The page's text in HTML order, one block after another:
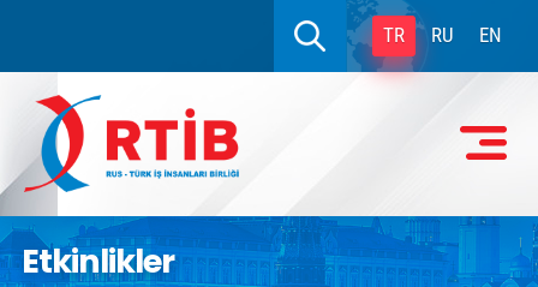
TR RU EN
Etkinlikler